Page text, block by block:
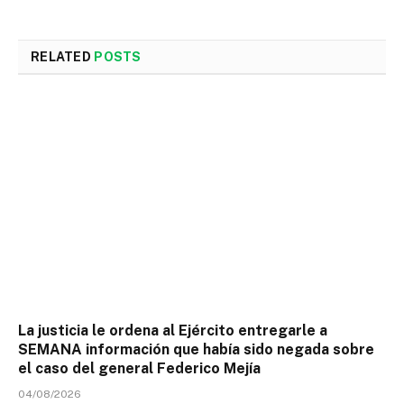
RELATED POSTS
La justicia le ordena al Ejército entregarle a
SEMANA información que había sido negada sobre
el caso del general Federico Mejía
04/08/2026